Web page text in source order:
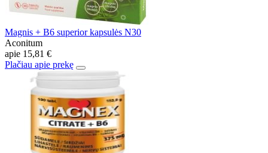
Magnis + B6 superior kapsulės N30
Aconitum
apie 15,81 €
Plačiau apie prekę